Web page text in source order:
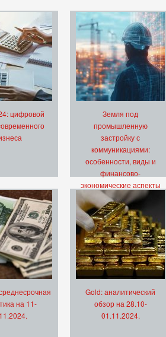
цифровой
Земля под
промышленную
застройку с
коммуникациями:
особенности, виды и
финансово-
экономические аспекты
на 11-
Gold: аналитический
обзор на 28.10-
01.11.2024.